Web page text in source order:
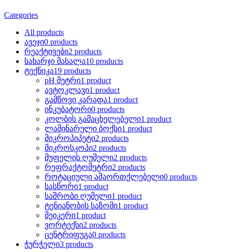
Categories
All products
ავეჯი0 products
რეაქტივები2 products
სახარჯი მასალა10 products
ტექნიკა19 products
pH მეტრი1 product
ავტოკლავი1 product
გამწოვი კარადა1 product
ინკუბატორი0 products
კოლბის გამაცხელებელი1 product
ლამინარული ბოქსი1 product
მიკროპიპეტი2 products
მიკროსკოპი2 products
მუფელის ღუმელი2 products
რეფრაქტომეტრი2 products
როტაციული ამაორთქლებელი0 products
სასწორი1 product
საშრობი ღუმელი1 product
ტენიანობის საზომი1 product
შეიკერი1 product
ვორტექსი2 products
ცენტრიფუგა0 products
ჭურჭელი3 products